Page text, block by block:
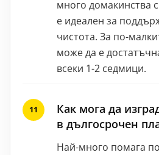
много домакинства
е идеален за
чистота. За по-
може да е
всеки 1-2 седмици.
Как мога да
в дългосрочен
Най-много помага